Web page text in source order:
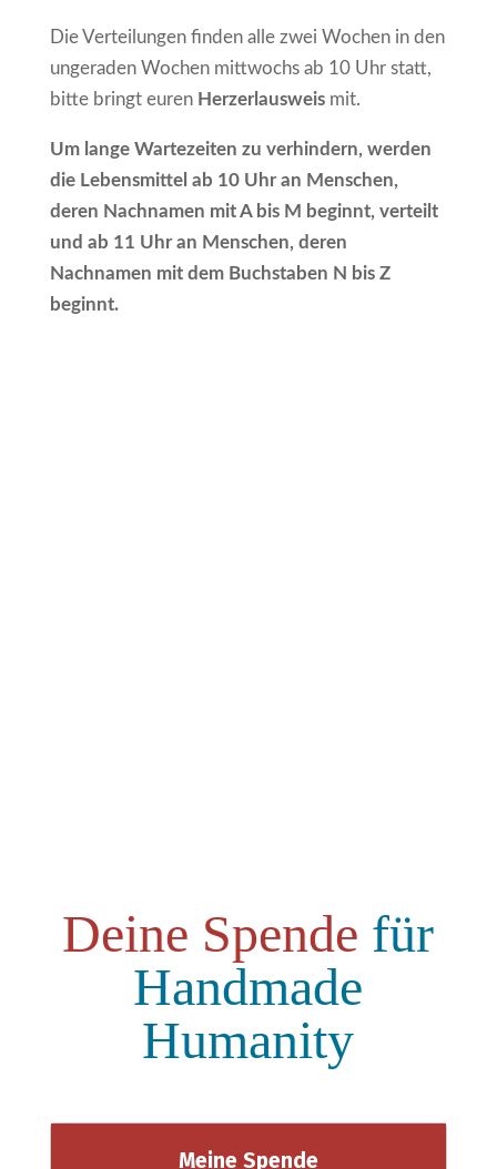
Die Verteilungen finden alle zwei Wochen in den
ungeraden Wochen mittwochs ab 10 Uhr statt,
bitte bringt euren Herzerlausweismit.
Um lange Wartezeiten zu verhindern, werden
die Lebensmittel ab 10 Uhr an Menschen,
deren Nachnamen mit A bis M beginnt, verteilt
und ab 11 Uhr an Menschen, deren
Nachnamen mit dem Buchstaben N bis Z
beginnt.
Deine Spende für
Handmade
Humanity